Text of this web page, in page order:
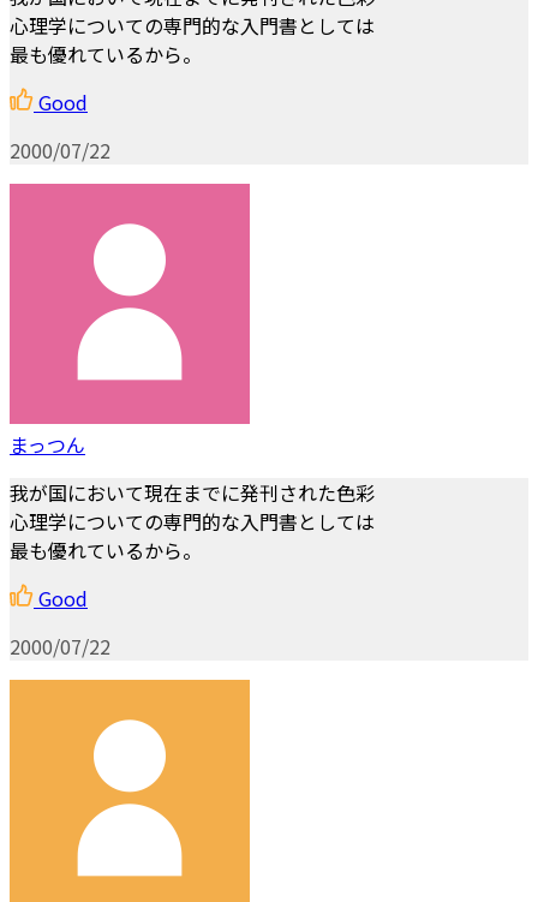
心理学についての専門的な入門書としては
最も優れているから。
Good
2000/07/22
まっつん
我が国において現在までに発刊された色彩
心理学についての専門的な入門書としては
最も優れているから。
Good
2000/07/22